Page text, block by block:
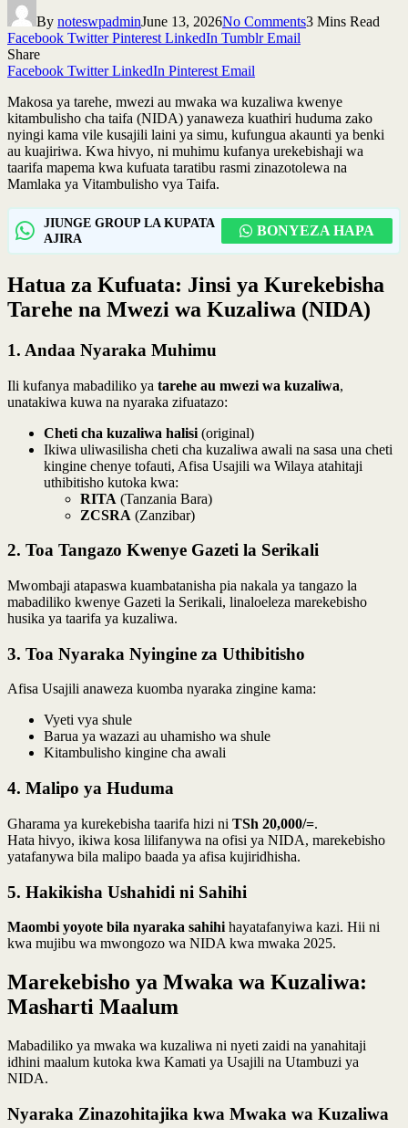
By noteswpadminJune 13, 2026No Comments3 Mins Read
Facebook Twitter Pinterest LinkedIn Tumblr Email
Share
Facebook Twitter LinkedIn Pinterest Email
Makosa ya tarehe, mwezi au mwaka wa kuzaliwa kwenye
kitambulisho cha taifa (NIDA) yanaweza kuathiri huduma zako
nyingi kama vile kusajili laini ya simu, kufungua akaunti ya benki
au kuajiriwa. Kwa hivyo, ni muhimu kufanya urekebishaji wa
taarifa mapema kwa kufuata taratibu rasmi zinazotolewa na
Mamlaka ya Vitambulisho vya Taifa.
JIUNGE GROUP LA KUPATA
AJIRA
BONYEZA HAPA
Hatua za Kufuata: Jinsi ya Kurekebisha
Tarehe na Mwezi wa Kuzaliwa (NIDA)
1. Andaa Nyaraka Muhimu
Ili kufanya mabadiliko ya tarehe au mwezi wa kuzaliwa,
unatakiwa kuwa na nyaraka zifuatazo:
Cheti cha kuzaliwa halisi (original)
Ikiwa uliwasilisha cheti cha kuzaliwa awali na sasa una cheti
kingine chenye tofauti, Afisa Usajili wa Wilaya atahitaji
uthibitisho kutoka kwa:
RITA (Tanzania Bara)
ZCSRA (Zanzibar)
2. Toa Tangazo Kwenye Gazeti la Serikali
Mwombaji atapaswa kuambatanisha pia nakala ya tangazo la
mabadiliko kwenye Gazeti la Serikali, linaloeleza marekebisho
husika ya taarifa ya kuzaliwa.
3. Toa Nyaraka Nyingine za Uthibitisho
Afisa Usajili anaweza kuomba nyaraka zingine kama:
Vyeti vya shule
Barua ya wazazi au uhamisho wa shule
Kitambulisho kingine cha awali
4. Malipo ya Huduma
Gharama ya kurekebisha taarifa hizi ni TSh 20,000/=.
Hata hivyo, ikiwa kosa lilifanywa na ofisi ya NIDA, marekebisho
yatafanywa bila malipo baada ya afisa kujiridhisha.
5. Hakikisha Ushahidi ni Sahihi
Maombi yoyote bila nyaraka sahihi hayatafanyiwa kazi. Hii ni
kwa mujibu wa mwongozo wa NIDA kwa mwaka 2025.
Marekebisho ya Mwaka wa Kuzaliwa:
Masharti Maalum
Mabadiliko ya mwaka wa kuzaliwa ni nyeti zaidi na yanahitaji
idhini maalum kutoka kwa Kamati ya Usajili na Utambuzi ya
NIDA.
Nyaraka Zinazohitajika kwa Mwaka wa Kuzaliwa